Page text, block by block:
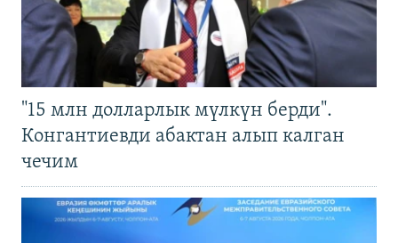
"15 млн долларлык мүлкүн берди".
Конгантиевди абактан алып калган
чечим